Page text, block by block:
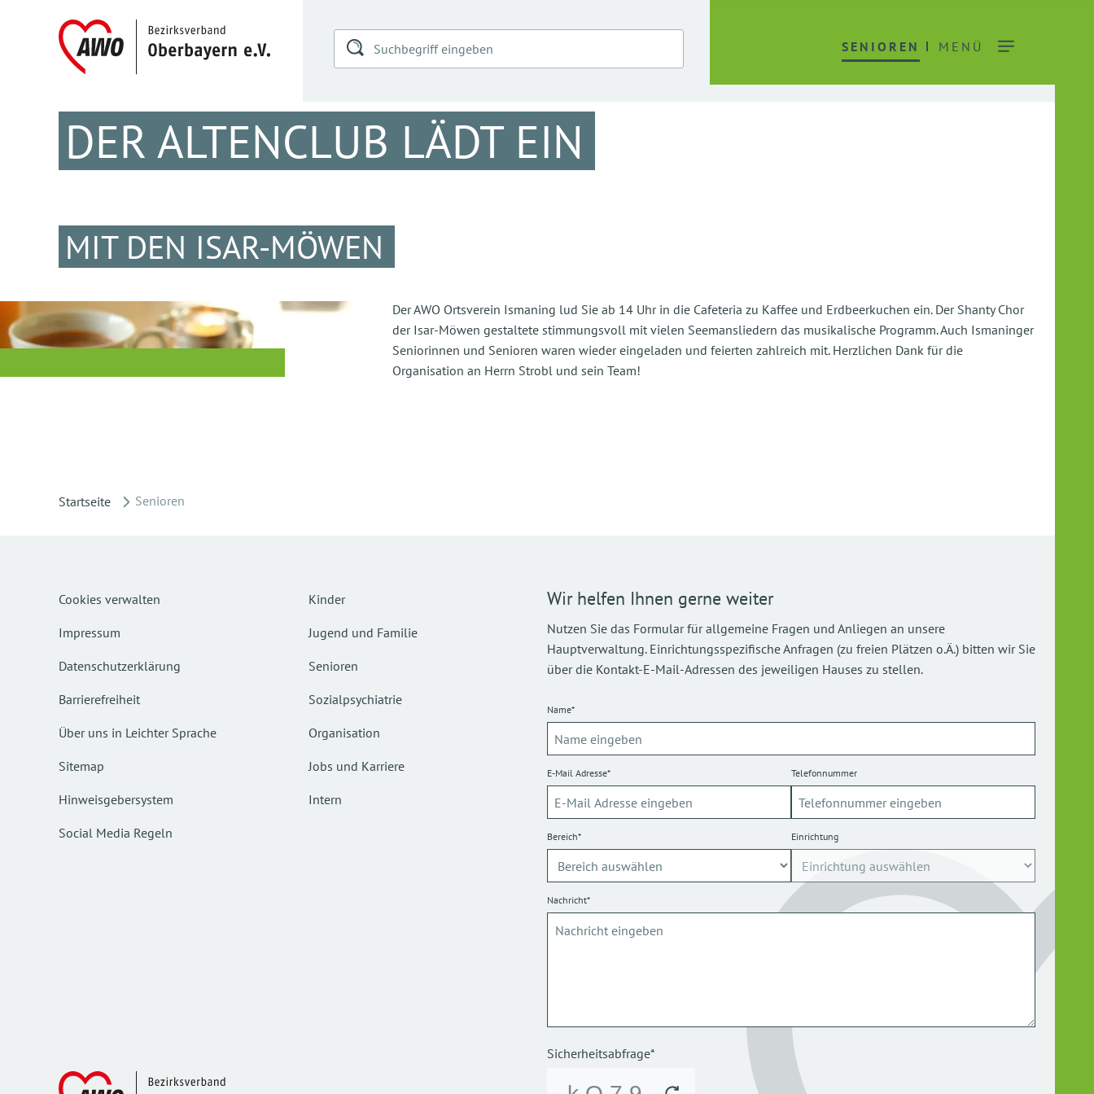
SENIOREN MENÜ
DER ALTENCLUB LÄDT EIN
MIT DEN ISAR-MÖWEN
Der AWO Ortsverein Ismaning lud Sie ab 14 Uhr in die Cafeteria zu Kaffee und Erdbeerkuchen ein. Der Shanty Chor
der Isar-Möwen gestaltete stimmungsvoll mit vielen Seemansliedern das musikalische Programm. Auch Ismaninger
Seniorinnen und Senioren waren wieder eingeladen und feierten zahlreich mit. Herzlichen Dank für die
Organisation an Herrn Strobl und sein Team!
Startseite Senioren
Cookies verwalten
Impressum
Datenschutzerklärung
Barrierefreiheit
Über uns in Leichter Sprache
Sitemap
Hinweisgebersystem
Social Media Regeln
Kinder
Jugend und Familie
Senioren
Sozialpsychiatrie
Organisation
Jobs und Karriere
Intern
Wir helfen Ihnen gerne weiter
Nutzen Sie das Formular für allgemeine Fragen und Anliegen an unsere
Hauptverwaltung. Einrichtungsspezifische Anfragen (zu freien Plätzen o.Ä.) bitten wir Sie
über die Kontakt-E-Mail-Adressen des jeweiligen Hauses zu stellen.
Name*
E-Mail Adresse* Telefonnummer
Bereich* Einrichtung
Nachricht*
Sicherheitsabfrage*